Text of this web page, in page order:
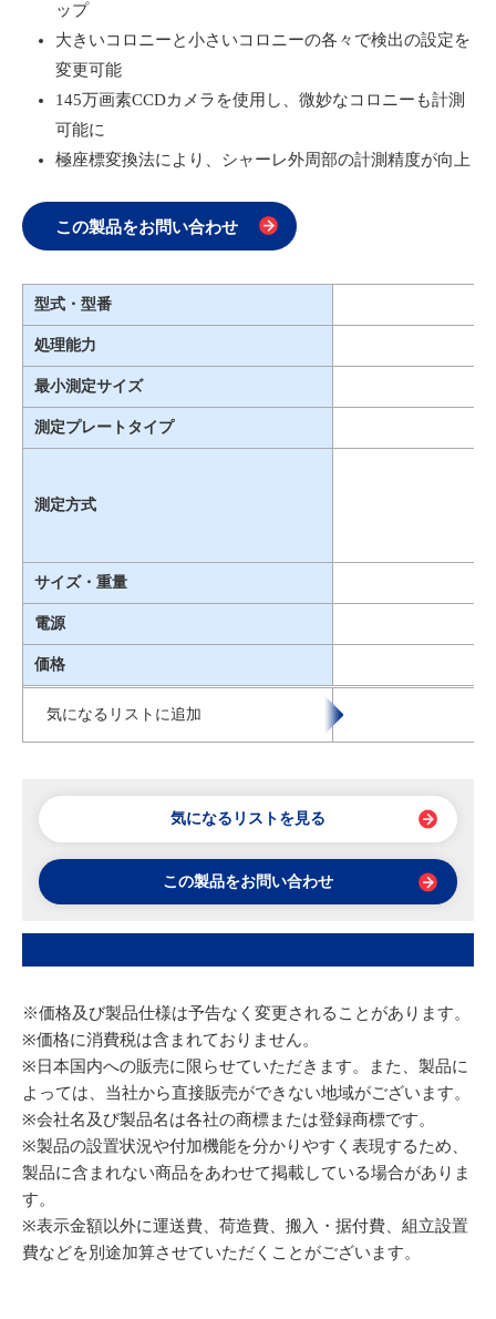
ップ
大きいコロニーと小さいコロニーの各々で検出の設定を
変更可能
145万画素CCDカメラを使用し、微妙なコロニーも計測
可能に
極座標変換法により、シャーレ外周部の計測精度が向上
この製品をお問い合わせ
型式・型番
処理能力
最小測定サイズ
測定プレートタイプ
測定方式
サイズ・重量
電源
価格
気になるリストに追加
気になるリストを見る
この製品をお問い合わせ
※価格及び製品仕様は予告なく変更されることがあります。
※価格に消費税は含まれておりません。
※日本国内への販売に限らせていただきます。また、製品に
よっては、当社から直接販売ができない地域がございます。
※会社名及び製品名は各社の商標または登録商標です。
※製品の設置状況や付加機能を分かりやすく表現するため、
製品に含まれない商品をあわせて掲載している場合がありま
す。
※表示金額以外に運送費、荷造費、搬入・据付費、組立設置
費などを別途加算させていただくことがございます。